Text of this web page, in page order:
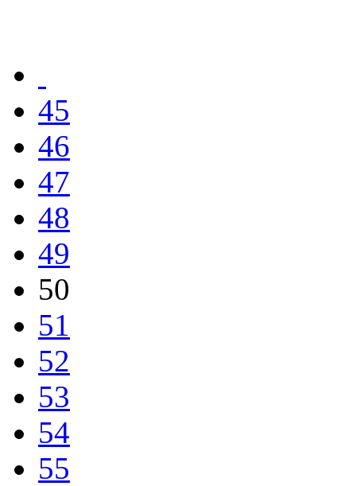
45
46
47
48
49
50
51
52
53
54
55